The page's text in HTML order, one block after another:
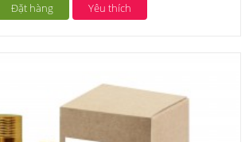
Đặt hàng Yêu thích